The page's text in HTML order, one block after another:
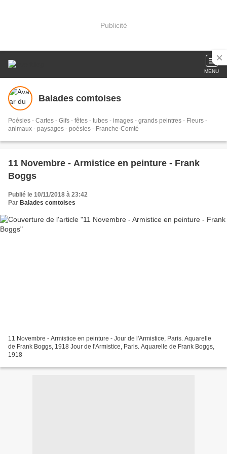
Publicité
MENU
Balades comtoises
Poésies - Cartes - Gifs - fêtes - tubes - images - grands peintres - Fleurs -
animaux - paysages - poésies - Franche-Comté
11 Novembre - Armistice en peinture - Frank
Boggs
Publié le 10/11/2018 à 23:42
Par Balades comtoises
11 Novembre - Armistice en peinture - Jour de l'Armistice, Paris. Aquarelle
de Frank Boggs, 1918 Jour de l'Armistice, Paris. Aquarelle de Frank Boggs,
1918